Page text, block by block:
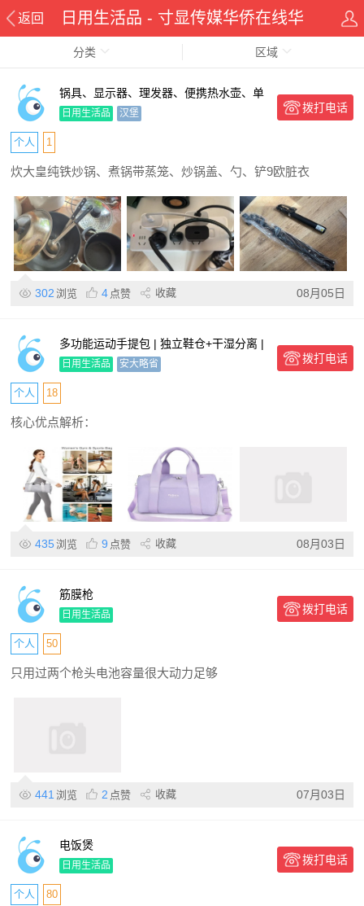
返回 日用生活品 - 寸显传媒华侨在线华
分类 区域
锅具、显示器、理发器、便携热水壶、单
杠、吹风机等
日用生活品 汉堡 拨打电话
个人 1
炊大皇纯铁炒锅、煮锅带蒸笼、炒锅盖、勺、铲9欧脏衣
302 浏览 4 点赞 收藏 08月05日
多功能运动手提包 | 独立鞋仓+干湿分离 |
纯素皮革手柄与防水尼龙面料 | 健身/舞蹈/
游泳/短途出行首选
日用生活品 安大略省 拨打电话
个人 18
核心优点解析：
435 浏览 9 点赞 收藏 08月03日
筋膜枪
日用生活品 拨打电话
个人 50
只用过两个枪头电池容量很大动力足够
441 浏览 2 点赞 收藏 07月03日
电饭煲
日用生活品 拨打电话
个人 80